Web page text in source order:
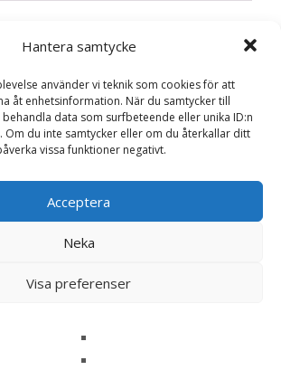
Hantera samtycke
använder vi teknik som cookies för att
åt enhetsinformation. När du samtycker till
behandla data som surfbeteende eller unika ID:n
Om du inte samtycker eller om du återkallar ditt
vissa funktioner negativt.
Acceptera
Neka
Visa preferenser
än.
att recensera ”Chicken &
kommer inte publiceras.